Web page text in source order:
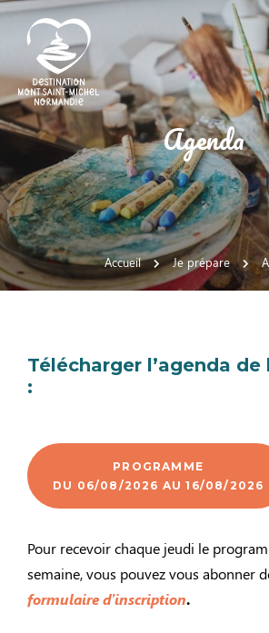
Destination
Mont
Saint-
Michel
Normandie
Agenda
Accueil Je prépare
Télécharger l’agenda
:
PROGRAMME
DU 06/08/2026 AU 16/08/2026
Pour recevoir chaque jeudi le
semaine, vous pouvez vous abonner
formulaire d’inscription.